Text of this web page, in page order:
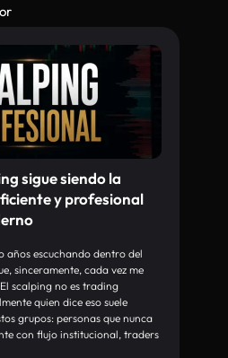
sigue siendo la
y profesional
años escuchando dentro del
sinceramente, cada vez me
scalping no es trading
quien dice eso suele
grupos: personas que nunca
con flujo institucional, traders